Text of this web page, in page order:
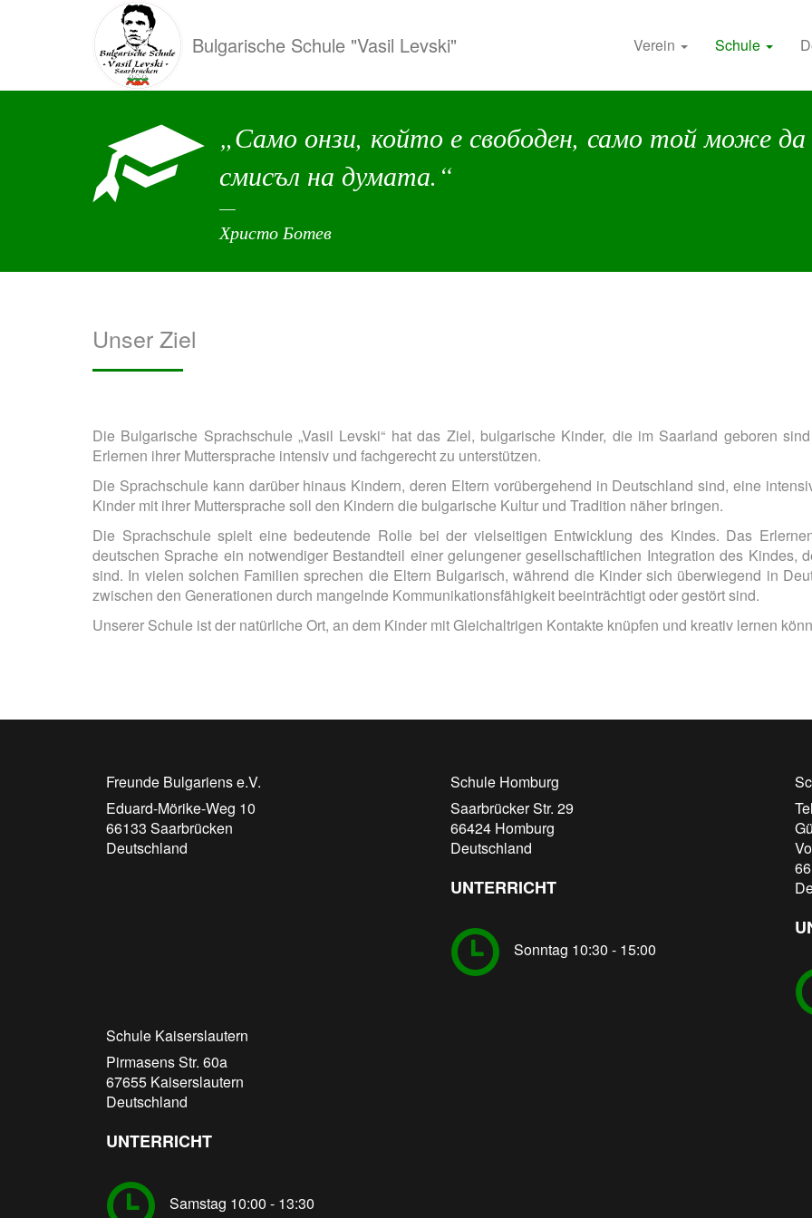
Bulgarische Schule "Vasil Levski" Verein Schule
„Само онзи, който е свободен, само той може да
смисъл на думата.“
Христо Ботев
Unser Ziel
Die Bulgarische Sprachschule „Vasil Levski“ hat das Ziel, bulgarische Kinder, die im Saarland geboren
Erlernen ihrer Muttersprache intensiv und fachgerecht zu unterstützen.
Die Sprachschule kann darüber hinaus Kindern, deren Eltern vorübergehend in Deutschland sind, eine
Kinder mit ihrer Muttersprache soll den Kindern die bulgarische Kultur und Tradition näher bringen.
Die Sprachschule spielt eine bedeutende Rolle bei der vielseitigen Entwicklung des Kindes. Das
deutschen Sprache ein notwendiger Bestandteil einer gelungener gesellschaftlichen Integration des Kindes,
sind. In vielen solchen Familien sprechen die Eltern Bulgarisch, während die Kinder sich überwiegend in
zwischen den Generationen durch mangelnde Kommunikationsfähigkeit beeinträchtigt oder gestört sind.
Unserer Schule ist der natürliche Ort, an dem Kinder mit Gleichaltrigen Kontakte knüpfen und kreativ lernen
Freunde Bulgariens e.V.
Eduard-Mörike-Weg 10
66133 Saarbrücken
Deutschland
Schule Homburg
Saarbrücker Str. 29
66424 Homburg
Deutschland
UNTERRICHT
Sonntag 10:30 - 15:00
Schule Kaiserslautern
Pirmasens Str. 60a
67655 Kaiserslautern
Deutschland
UNTERRICHT
Samstag 10:00 - 13:30